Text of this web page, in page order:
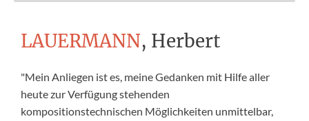
LAUERMANN, Herbert
"Mein Anliegen ist es, meine Gedanken mit Hilfe aller
heute zur Verfügung stehenden
kompositionstechnischen Möglichkeiten unmittelbar,